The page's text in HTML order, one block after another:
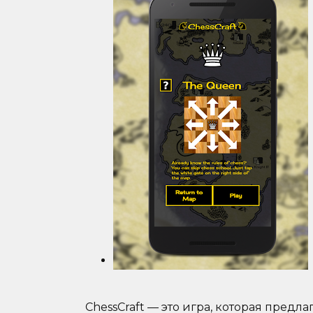
ChessCraft — это игра, которая